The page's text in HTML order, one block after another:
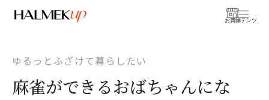
お買物
コンテンツ
ゆるっとふざけて暮らしたい
麻雀ができるおばちゃんにな